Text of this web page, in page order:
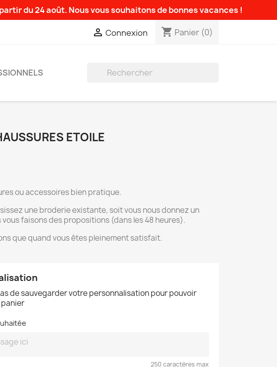
du 24 août. Nous vous souhaitons de bonnes vacances !
 Connexion shopping_cart Panier (0)
ETOILE
ou accessoires bien pratique.
une broderie existante, soit vous nous donnez un
vous faisons des propositions (dans les 48 heures).
que quand vous êtes pleinement satisfait.
de sauvegarder votre personnalisation pour pouvoir
250 caractères max